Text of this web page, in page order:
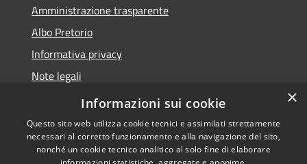
Amministrazione trasparente
Albo Pretorio
Informativa privacy
Note legali
Dichiarazione di accessibilità
×
Informazioni sui cookie
Questo sito web utilizza cookie tecnici e assimilati strettamente
necessari al corretto funzionamento e alla navigazione del sito,
nonché un cookie tecnico analitico al solo fine di elaborare